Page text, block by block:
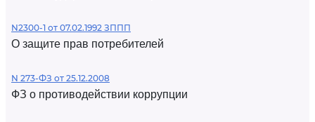
N2300-1 от 07.02.1992 ЗППП
О защите прав потребителей
N 273-ФЗ от 25.12.2008
ФЗ о противодействии коррупции